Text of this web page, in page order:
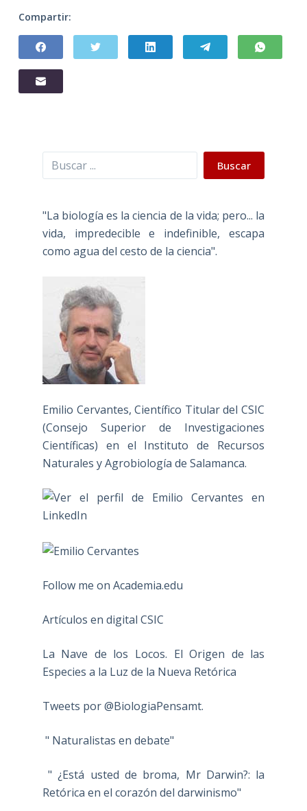
Compartir:
Buscar Buscar
"La biología es la ciencia de la vida; pero... la
vida, impredecible e indefinible, escapa
como agua del cesto de la ciencia".
Emilio Cervantes, Científico Titular del CSIC
(Consejo Superior de Investigaciones
Científicas) en el Instituto de Recursos
Naturales y Agrobiología de Salamanca.
Follow me on Academia.edu
Artículos en digital CSIC
La Nave de los Locos. El Origen de las
Especies a la Luz de la Nueva Retórica
Tweets por @BiologiaPensamt.
" Naturalistas en debate"
" ¿Está usted de broma, Mr Darwin?: la
Retórica en el corazón del darwinismo"